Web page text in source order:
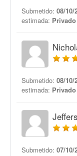
Submetido: 08/10/
estimada: Privado
Submetido: 08/10/
estimada: Privado
Submetido: 07/10/